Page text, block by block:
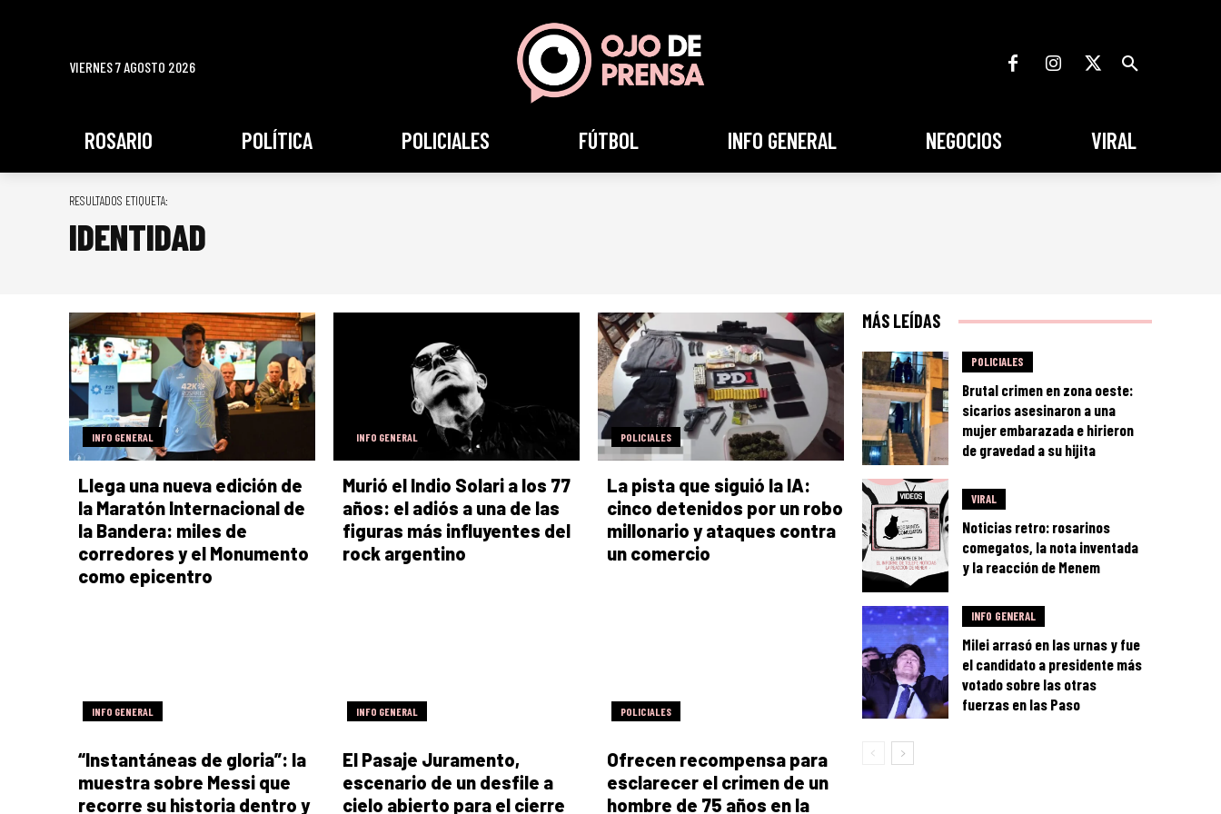
VIERNES 7 AGOSTO 2026
ROSARIO POLÍTICA POLICIALES FÚTBOL INFO GENERAL NEGOCIOS VIRAL
RESULTADOS ETIQUETA:
IDENTIDAD
INFO GENERAL
Llega una nueva edición de
la Maratón Internacional de
la Bandera: miles de
corredores y el Monumento
como epicentro
INFO GENERAL
Murió el Indio Solari a los 77
años: el adiós a una de las
figuras más influyentes del
rock argentino
POLICIALES
La pista que siguió la IA:
cinco detenidos por un robo
millonario y ataques contra
un comercio
INFO GENERAL
“Instantáneas de gloria”: la
muestra sobre Messi que
recorre su historia dentro y
INFO GENERAL
El Pasaje Juramento,
escenario de un desfile a
cielo abierto para el cierre
POLICIALES
Ofrecen recompensa para
esclarecer el crimen de un
hombre de 75 años en la
MÁS LEÍDAS
POLICIALES
Brutal crimen en zona oeste:
sicarios asesinaron a una
mujer embarazada e hirieron
de gravedad a su hijita
VIRAL
Noticias retro: rosarinos
comegatos, la nota inventada
y la reacción de Menem
INFO GENERAL
Milei arrasó en las urnas y fue
el candidato a presidente más
votado sobre las otras
fuerzas en las Paso